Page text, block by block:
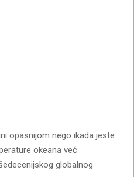
opasnijom nego ikada jeste
okeana već
globalnog